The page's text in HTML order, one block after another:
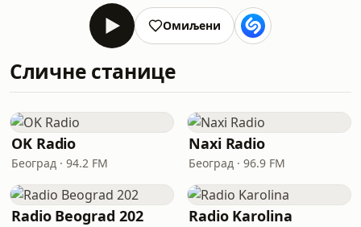
Омиљени
Сличне станице
OK Radio
Београд · 94.2 FM
Naxi Radio
Београд · 96.9 FM
Radio Beograd 202 Radio Karolina